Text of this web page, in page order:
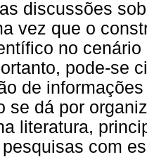
discussões
vez que o
no
pode-se
de
se dá por
literatura,
com